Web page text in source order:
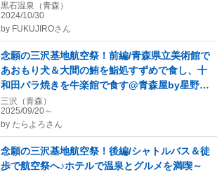
黒石温泉（青森）
2024/10/30
by FUKUJIROさん
念願の三沢基地航空祭！前編/青森県立美術館で
あおもり犬＆大間の鮪を鮨処すずめで食し、十
和田バラ焼きを牛楽館で食す@青森屋by星野リ
ゾート
三沢（青森）
2025/09/20～
by たらよろさん
念願の三沢基地航空祭！後編/シャトルバス＆徒
歩で航空祭へ♪ホテルで温泉とグルメを満喫～